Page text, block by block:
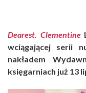
Dearest. Clementine
wciągającej serii
nakładem
księgarniach już 13